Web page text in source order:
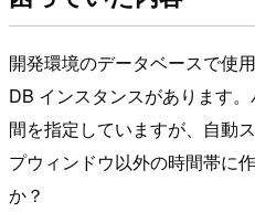
開発環境のデータベースで使
DB インスタンスがあります
間を指定していますが、自動
プウィンドウ以外の時間帯に
か？